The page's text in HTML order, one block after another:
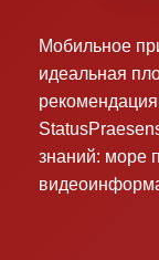
Мобильное
идеальная
знаний: море